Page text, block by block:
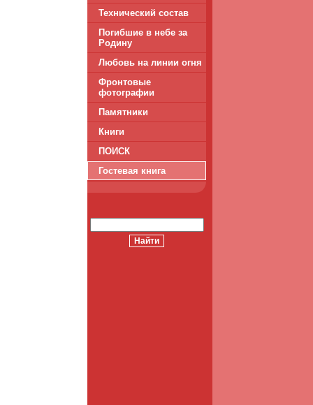
Технический состав
Погибшие в небе за
Родину
Любовь на линии огня
Фронтовые
фотографии
Памятники
Книги
ПОИСК
Гостевая книга